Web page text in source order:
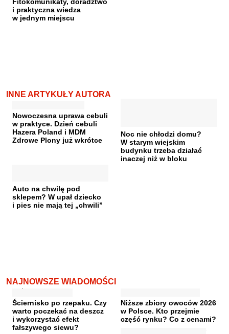
i praktyczna wiedza
w jednym miejscu
INNE ARTYKUŁY AUTORA
Nowoczesna uprawa cebuli
w praktyce. Dzień cebuli
Hazera Poland i MDM
Zdrowe Plony już wkrótce
Noc nie chłodzi domu?
W starym wiejskim
budynku trzeba działać
inaczej niż w bloku
Auto na chwilę pod
sklepem? W upał dziecko
i pies nie mają tej „chwili”
NAJNOWSZE WIADOMOŚCI
Ściernisko po rzepaku. Czy
warto poczekać na deszcz
i wykorzystać efekt
fałszywego siewu?
Niższe zbiory owoców 2026
w Polsce. Kto przejmie
część rynku? Co z cenami?